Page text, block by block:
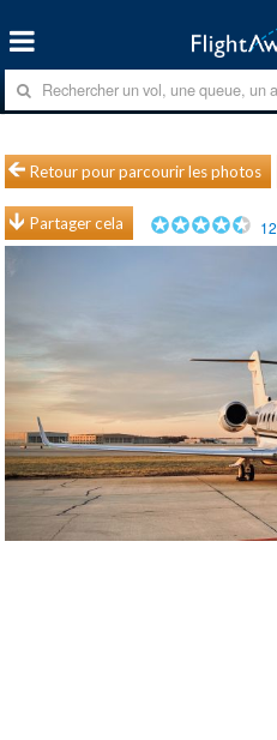
Retour pour parcourir les photos
Partager cela 12